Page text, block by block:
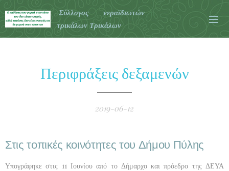
Σύλλογος νεραϊδιωτών
τρικάλων Τρικάλων
Περιφράξεις δεξαμενών
2019-06-12
Στις τοπικές κοινότητες του Δήμου Πύλης
Υπογράφηκε στις 11 Ιουνίου από το Δήμαρχο και πρόεδρο της ΔΕΥΑ